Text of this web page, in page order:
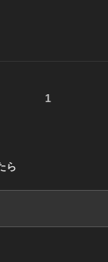
1
ら